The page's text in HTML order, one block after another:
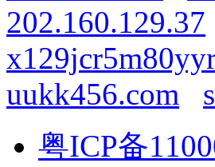
202.160.129.37
uukk456.com
粤ICP备